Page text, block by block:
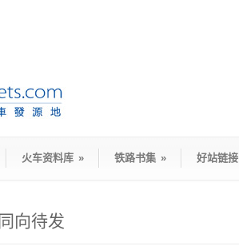
火车资料库 » 铁路书集 » 好站链接
向待发